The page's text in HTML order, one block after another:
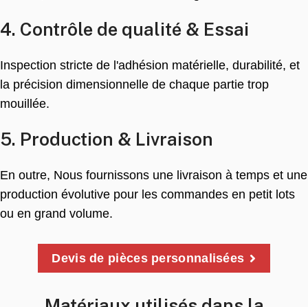
4. Contrôle de qualité & Essai
Inspection stricte de l'adhésion matérielle, durabilité, et
la précision dimensionnelle de chaque partie trop
mouillée.
5. Production & Livraison
En outre, Nous fournissons une livraison à temps et une
production évolutive pour les commandes en petit lots
ou en grand volume.
Devis de pièces personnalisées